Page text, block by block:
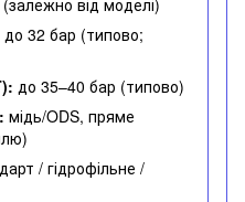
до 32 бар (типово;
до 35–40 бар (типово)
мідь/ODS, пряме
/ гідрофільне /